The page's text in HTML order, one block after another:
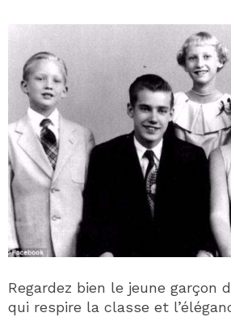
Regardez bien le jeune garçon
qui respire la classe et